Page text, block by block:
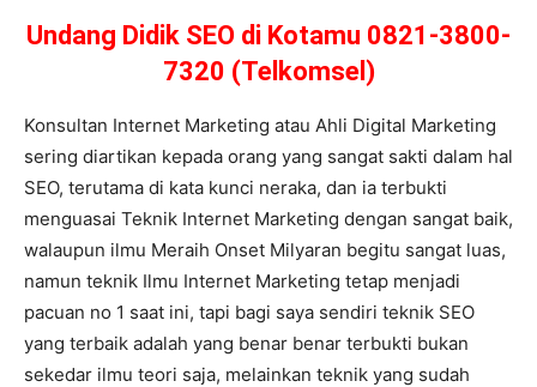
Undang Didik SEO di Kotamu 0821-3800-
7320 (Telkomsel)
Konsultan Internet Marketing atau Ahli Digital Marketing
sering diartikan kepada orang yang sangat sakti dalam hal
SEO, terutama di kata kunci neraka, dan ia terbukti
menguasai Teknik Internet Marketing dengan sangat baik,
walaupun ilmu Meraih Onset Milyaran begitu sangat luas,
namun teknik Ilmu Internet Marketing tetap menjadi
pacuan no 1 saat ini, tapi bagi saya sendiri teknik SEO
yang terbaik adalah yang benar benar terbukti bukan
sekedar ilmu teori saja, melainkan teknik yang sudah